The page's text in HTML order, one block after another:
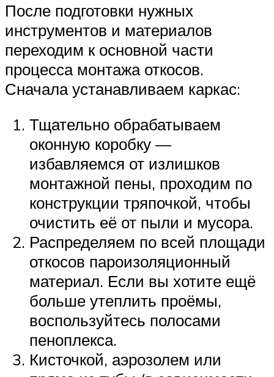
После подготовки нужных
инструментов и материалов
переходим к основной части
процесса монтажа откосов.
Сначала устанавливаем каркас:
Тщательно обрабатываем
оконную коробку —
избавляемся от излишков
монтажной пены, проходим по
конструкции тряпочкой, чтобы
очистить её от пыли и мусора.
Распределяем по всей площади
откосов пароизоляционный
материал. Если вы хотите ещё
больше утеплить проёмы,
воспользуйтесь полосами
пеноплекса.
Кисточкой, аэрозолем или